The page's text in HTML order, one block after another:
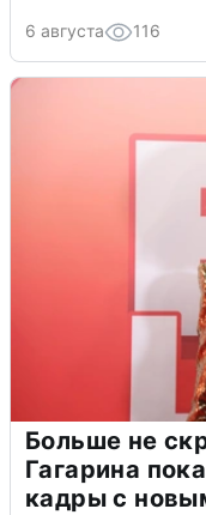
6 августа 116
Больше не
Гагарина
кадры с